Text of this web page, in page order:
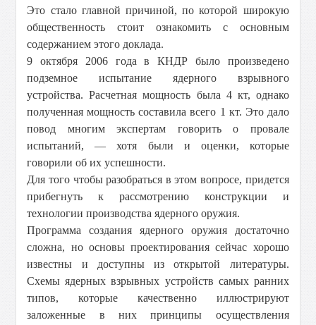
Это стало главной причиной, по которой широкую
общественность стоит ознакомить с основным
содержанием этого доклада.
9 октября 2006 года в КНДР было произведено
подземное испытание ядерного взрывного
устройства. Расчетная мощность была 4 кт, однако
полученная мощность составила всего 1 кт. Это дало
повод многим экспертам говорить о провале
испытаний, — хотя были и оценки, которые
говорили об их успешности.
Для того чтобы разобраться в этом вопросе, придется
прибегнуть к рассмотрению конструкции и
технологии производства ядерного оружия.
Программа создания ядерного оружия достаточно
сложна, но основы проектирования сейчас хорошо
известны и доступны из открытой литературы.
Схемы ядерных взрывных устройств самых ранних
типов, которые качественно иллюстрируют
заложенные в них принципы осуществления